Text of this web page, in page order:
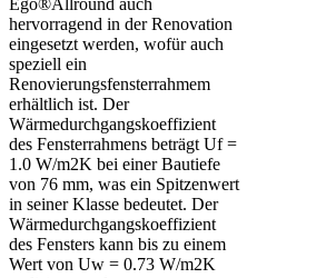
Ego®Allround auch
hervorragend in der Renovation
eingesetzt werden, wofür auch
speziell ein
Renovierungsfensterrahmem
erhältlich ist. Der
Wärmedurchgangskoeffizient
des Fensterrahmens beträgt Uf =
1.0 W/m2K bei einer Bautiefe
von 76 mm, was ein Spitzenwert
in seiner Klasse bedeutet. Der
Wärmedurchgangskoeffizient
des Fensters kann bis zu einem
Wert von Uw = 0.73 W/m2K